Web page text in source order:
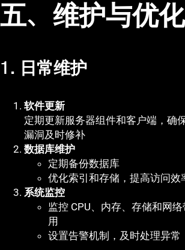
五、维护与优化
1. 日常维护
软件更新
定期更新服务器组件和客户端，确
漏洞及时修补
数据库维护
定期备份数据库
优化索引和存储，提高访问效
系统监控
监控 CPU、内存、存储和网
用
设置告警机制，及时处理异常